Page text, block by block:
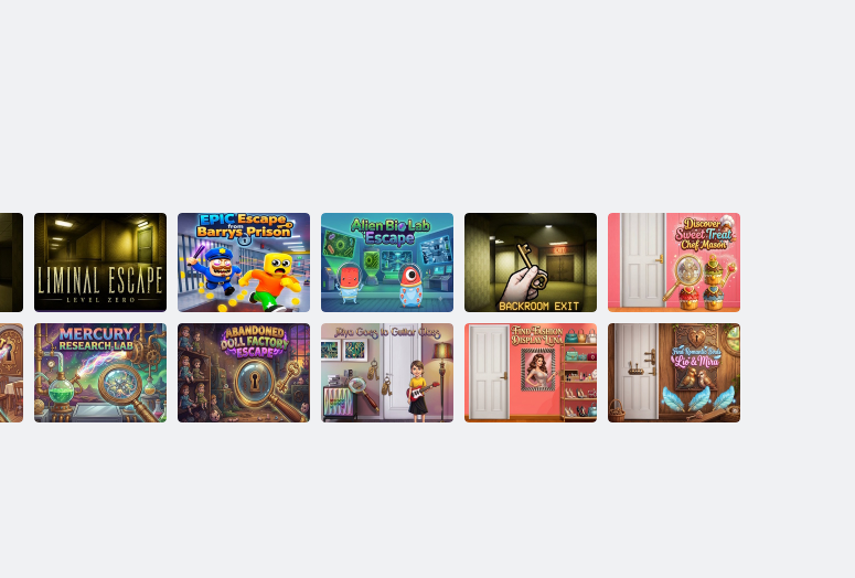
לונ לעוועל
:ןפיולטנַא
לַאנימיל
עמרוט סיררַאב
ןופ ןפיולטנַא
סָאּפע
ןפיולטנַא בַאל ָאיב
דמערפ
גנַאגסיורַא
םורקקַאב
ןַאסיימ ףעש
לכַיימ סיז
ןקעדטנַא